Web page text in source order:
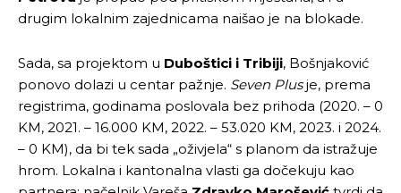
drugim lokalnim zajednicama naišao je na blokade.
Sada, sa projektom u Duboštici i Tribiji, Bošnjaković
ponovo dolazi u centar pažnje. Seven Plusje, prema
registrima, godinama poslovala bez prihoda (2020. – 0
KM, 2021. – 16.000 KM, 2022. – 53.020 KM, 2023. i 2024.
– 0 KM), da bi tek sada „oživjela“ s planom da istražuje
hrom. Lokalna i kantonalna vlasti ga dočekuju kao